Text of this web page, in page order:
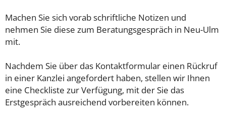
Machen Sie sich vorab schriftliche Notizen und
nehmen Sie diese zum Beratungsgespräch in Neu-Ulm
mit.
Nachdem Sie über das Kontaktformular einen Rückruf
in einer Kanzlei angefordert haben, stellen wir Ihnen
eine Checkliste zur Verfügung, mit der Sie das
Erstgespräch ausreichend vorbereiten können.